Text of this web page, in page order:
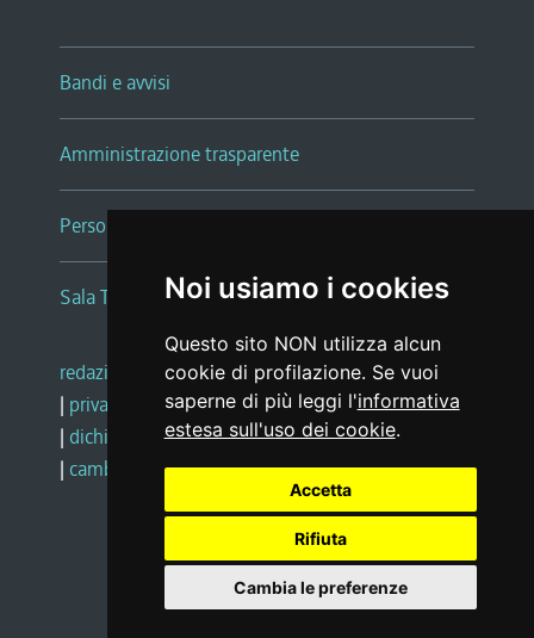
Noi usiamo i cookies
Questo sito NON utilizza alcun
cookie di profilazione. Se vuoi
saperne di più leggi l'informativa
estesa sull'uso dei cookie.
Accetta
Rifiuta
Cambia le preferenze
Bandi e avvisi
Amministrazione trasparente
Persone e Uffici
Sala Tiziano Tessitori
redazione web |note legali |glossario
| privacy
social media policy
| dichiarazione di accessibilità |feedback
| cambio preferenze cookie
Realizzato da